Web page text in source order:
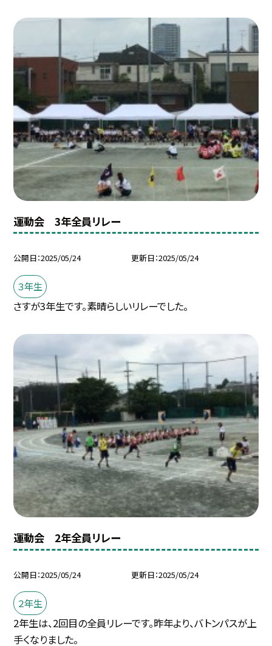
運動会 3年全員リレー
公開日 2025/05/24 更新日 2025/05/24
３年生
さすが3年生です。素晴らしいリレーでした。
運動会 2年全員リレー
公開日 2025/05/24 更新日 2025/05/24
２年生
2年生は、2回目の全員リレーです。昨年より、バトンパスが上
手くなりました。